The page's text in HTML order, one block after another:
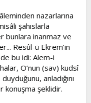
nazarlarına
şahıslarla
bunlara inanmaz ve
Resûl-ü Ekrem’in
bu idi: Alem-i
O’nun (sav) kudsî
anladığını
konuşma şeklidir.